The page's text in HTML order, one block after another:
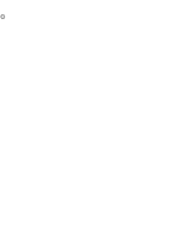
。